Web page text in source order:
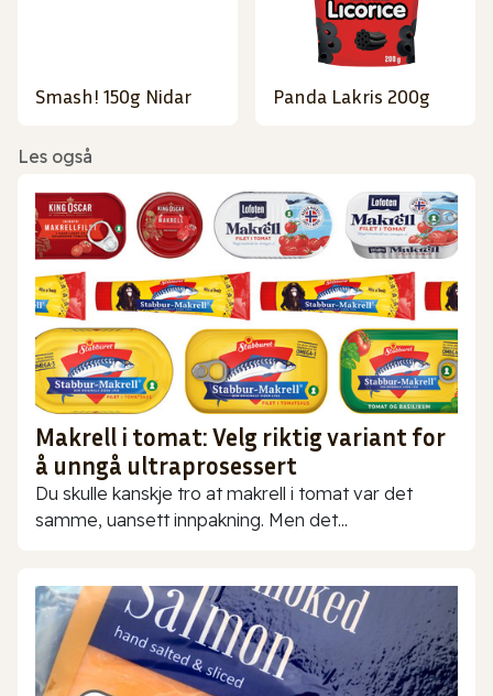
Smash! 150g Nidar Panda Lakris 200g
Les også
Makrell i tomat: Velg riktig variant for
å unngå ultraprosessert
Du skulle kanskje tro at makrell i tomat var det
samme, uansett innpakning. Men det...